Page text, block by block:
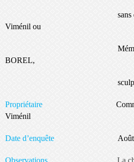
sans doute,
Viménil ou
Méménil. Elle a
BOREL,
sculpteur à
Propriétaire
Viménil
Date d’enquête
ObservationsLa chapelle a